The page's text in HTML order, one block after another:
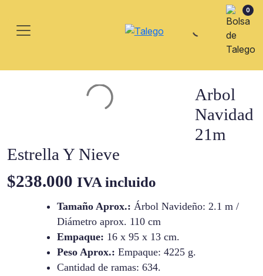
0
Arbol
Navidad
21m
Estrella Y Nieve
$238.000 IVA incluido
Tamaño Aprox.: Árbol Navideño: 2.1 m /
Diámetro aprox. 110 cm
Empaque: 16 x 95 x 13 cm.
Peso Aprox.: Empaque: 4225 g.
Cantidad de ramas: 634.